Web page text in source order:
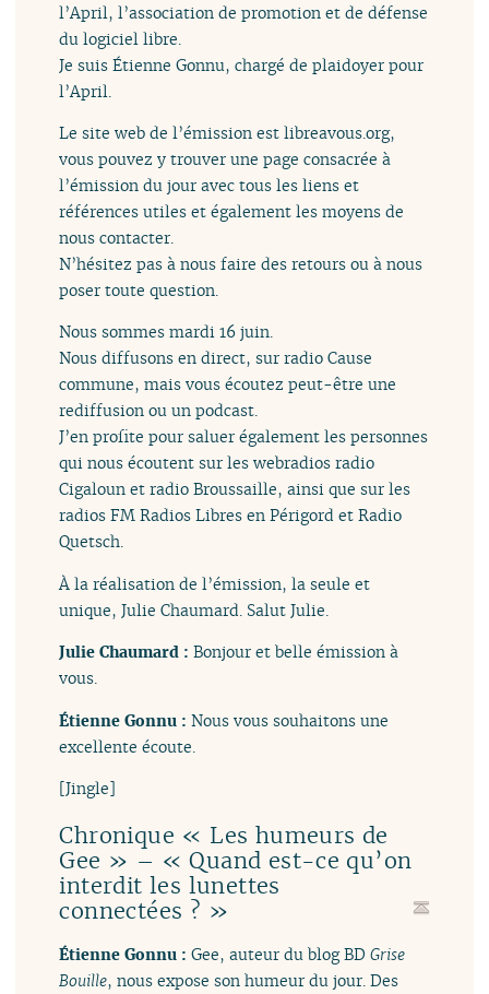
l’April, l’association de promotion et de défense
du logiciel libre.
Je suis Étienne Gonnu, chargé de plaidoyer pour
l’April.
Le site web de l’émission est libreavous.org,
vous pouvez y trouver une page consacrée à
l’émission du jour avec tous les liens et
références utiles et également les moyens de
nous contacter.
N’hésitez pas à nous faire des retours ou à nous
poser toute question.
Nous sommes mardi 16 juin.
Nous diffusons en direct, sur radio Cause
commune, mais vous écoutez peut-être une
rediffusion ou un podcast.
J’en profite pour saluer également les personnes
qui nous écoutent sur les webradios radio
Cigaloun et radio Broussaille, ainsi que sur les
radios FM Radios Libres en Périgord et Radio
Quetsch.
À la réalisation de l’émission, la seule et
unique, Julie Chaumard. Salut Julie.
Julie Chaumard :Bonjour et belle émission à
vous.
Étienne Gonnu :Nous vous souhaitons une
excellente écoute.
[Jingle]
Chronique « Les humeurs de
Gee » – « Quand est-ce qu’on
interdit les lunettes
connectées ? »
Étienne Gonnu :Gee, auteur du blog BDGrise
Bouille, nous expose son humeur du jour. Des